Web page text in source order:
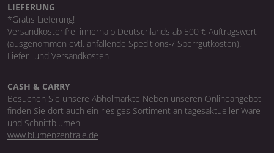
LIEFERUNG
*Gratis Lieferung!
Versandkostenfrei innerhalb Deutschlands ab 500 € Auftragswert
(ausgenommen evtl. anfallende Speditions-/ Sperrgutkosten).
Liefer- und Versandkosten
CASH & CARRY
Besuchen Sie unsere Abholmärkte Neben unseren Onlineangebot
finden Sie dort auch ein riesiges Sortiment an tagesaktueller Ware
und Schnittblumen.
www.blumenzentrale.de